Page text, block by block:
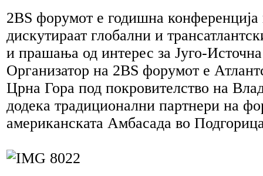
2BS форумот е годишна конференција
дискутираат глобални и
и прашања од интерес за Југо-
Организатор на 2BS форумот е
Црна Гора под покровителство на
додека традиционални партнери на
американската Амбасада во